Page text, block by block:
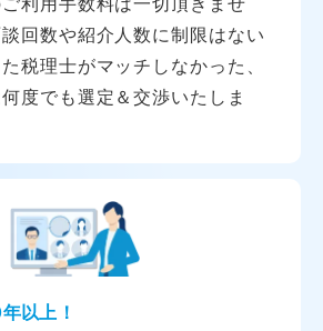
回数や紹介人数に制限はない
税理士がマッチしなかった、
度でも選定＆交渉いたしま
以上！